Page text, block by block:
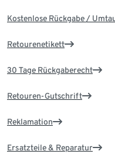
Kostenlose Rückgabe /
Retourenetikett
30 Tage Rückgaberecht
Retouren-Gutschrift
Reklamation
Ersatzteile & Reparatur